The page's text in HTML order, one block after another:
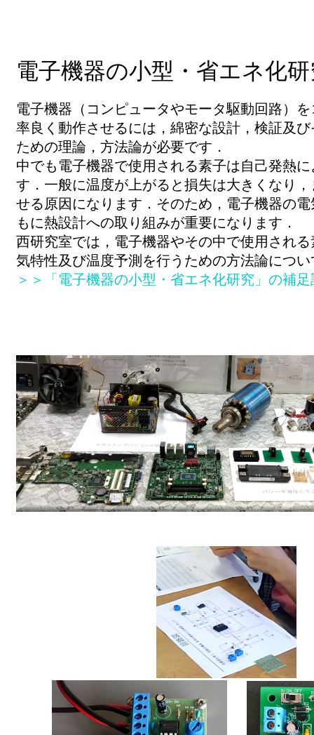
電子機器の小型・省エネ化
電子機器（コンピュータやモータ駆動回路）
率良く動作させるには，綿密な設計，検証及
ための理論，方法論が必要です．
中でも電子機器で使用される素子は自己発熱
す．一般に温度が上がると損失は大きくなり
せる原因になります．そのため，電子機器の
もに熱設計への取り組みが重要になります．
西研究室では，電子機器やその中で使用され
気特性及び温度予測を行うための方法論につ
＞＞「電子機器の小型・省エネ化研究」の補足